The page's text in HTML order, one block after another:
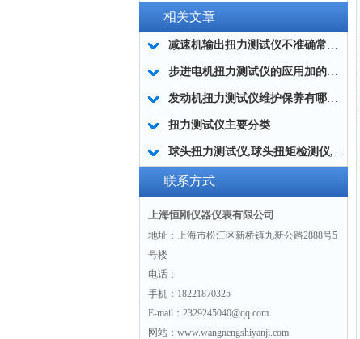
相关文章
减速机输出扭力测试仪不准确常用的处理方法
步进电机扭力测试仪的应用加的广泛
发动机扭力测试仪维护保养有哪些分类?
扭力测试仪主要分类
球头扭力测试仪,球头扭矩检测仪,汽车球头旋转扭矩测定仪
联系方式
上海恒刚仪器仪表有限公司
地址：上海市松江区新桥镇九新公路2888号5
号楼
电话：
手机：18221870325
E-mail：2329245040@qq.com
网站：www.wangnengshiyanji.com